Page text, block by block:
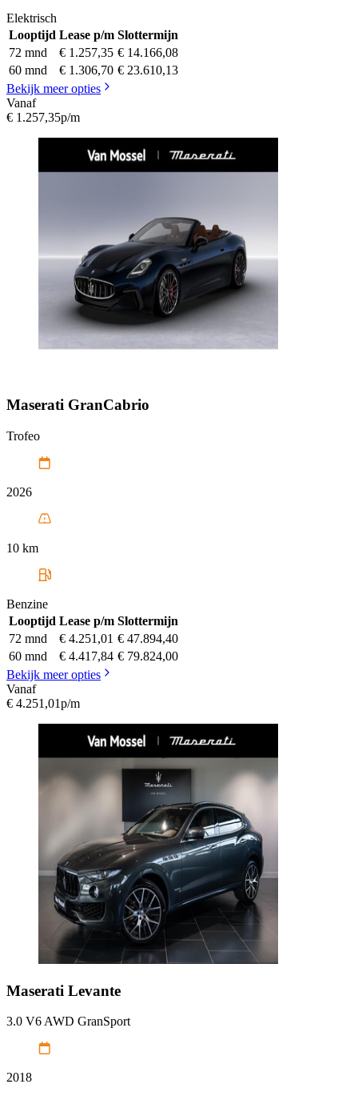
Elektrisch
Looptijd Lease p/m Slottermijn
72 mnd
€ 1.257,35 € 14.166,08
60 mnd
€ 1.306,70 € 23.610,13
Bekijk meer opties
Vanaf
€ 1.257,35p/m
Maserati GranCabrio
Trofeo
2026
10 km
Benzine
Looptijd Lease p/m Slottermijn
72 mnd
€ 4.251,01 € 47.894,40
60 mnd
€ 4.417,84 € 79.824,00
Bekijk meer opties
Vanaf
€ 4.251,01p/m
Maserati Levante
3.0 V6 AWD GranSport
2018